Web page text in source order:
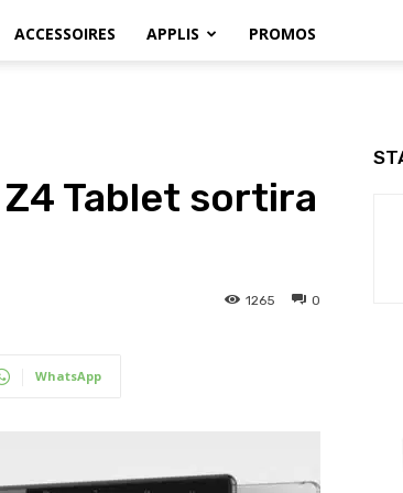
ACCESSOIRES APPLIS PROMOS
Tablet sortira
0
1265
WhatsApp